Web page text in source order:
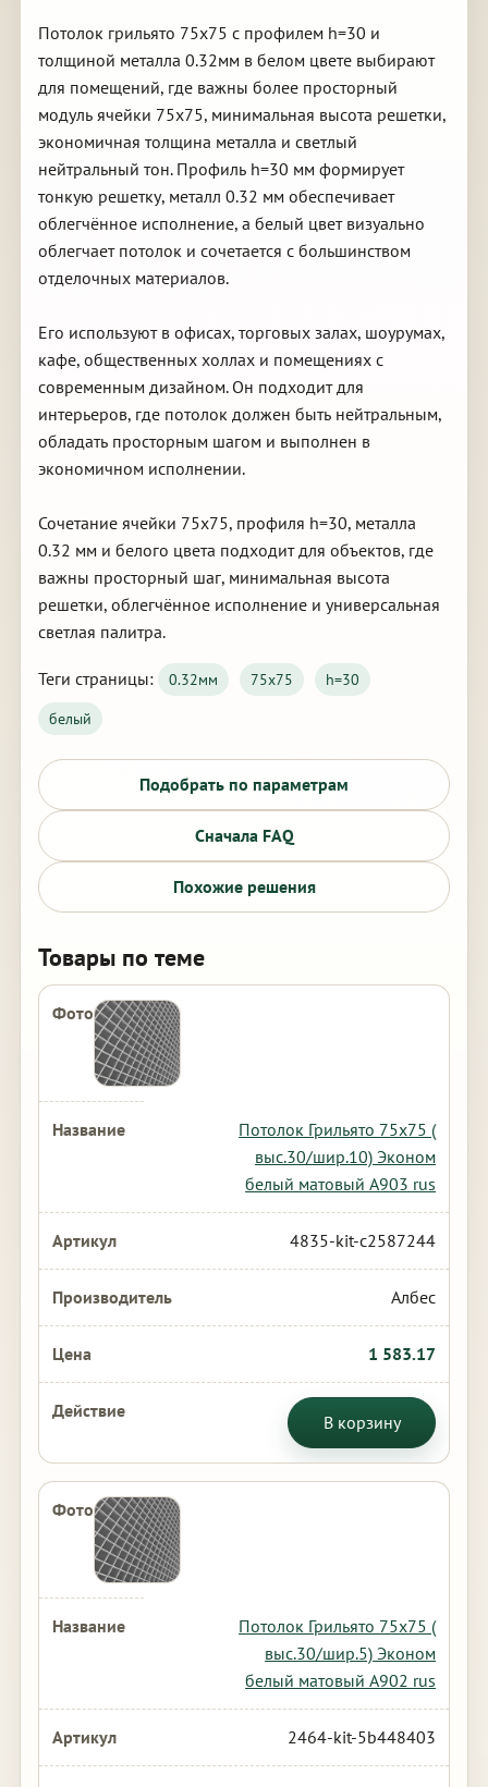
Потолок грильято 75х75 с профилем h=30 и
толщиной металла 0.32мм в белом цвете выбирают
для помещений, где важны более просторный
модуль ячейки 75х75, минимальная высота решетки,
экономичная толщина металла и светлый
нейтральный тон. Профиль h=30 мм формирует
тонкую решетку, металл 0.32 мм обеспечивает
облегчённое исполнение, а белый цвет визуально
облегчает потолок и сочетается с большинством
отделочных материалов.
Его используют в офисах, торговых залах, шоурумах,
кафе, общественных холлах и помещениях с
современным дизайном. Он подходит для
интерьеров, где потолок должен быть нейтральным,
обладать просторным шагом и выполнен в
экономичном исполнении.
Сочетание ячейки 75х75, профиля h=30, металла
0.32 мм и белого цвета подходит для объектов, где
важны просторный шаг, минимальная высота
решетки, облегчённое исполнение и универсальная
светлая палитра.
Теги страницы: 0.32мм 75х75
h=30
белый
Подобрать по параметрам
Сначала FAQ
Похожие решения
Товары по теме
Потолок Грильято 75х75 (
выс.30/шир.10) Эконом
белый матовый А903 rus
4835-kit-c2587244
Албес
1 583.17
В корзину
Потолок Грильято 75х75 (
выс.30/шир.5) Эконом
белый матовый А902 rus
2464-kit-5b448403